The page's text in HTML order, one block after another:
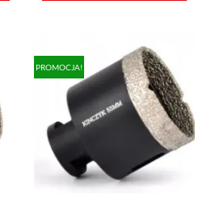
PROMOCJA!